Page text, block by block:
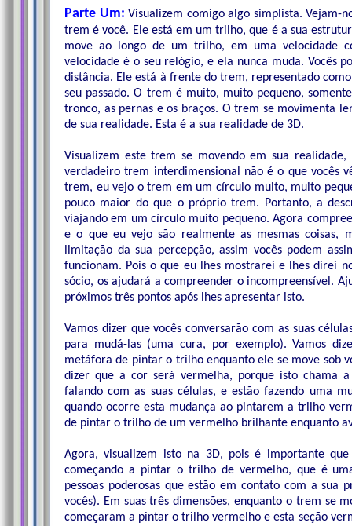
Parte Um: Visualizem comigo algo simplista. Vejam-
trem é você. Ele está em um trilho, que é a sua
move ao longo de um trilho, em uma velocidade
velocidade é o seu relógio, e ela nunca muda. Vocês
distância. Ele está à frente do trem, representado
seu passado. O trem é muito, muito pequeno,
tronco, as pernas e os braços. O trem se movimenta
de sua realidade. Esta é a sua realidade de 3D.
Visualizem este trem se movendo em sua
verdadeiro trem interdimensional não é o que vocês
trem, eu vejo o trem em um círculo muito, muito
pouco maior do que o próprio trem. Portanto, a
viajando em um círculo muito pequeno. Agora
e o que eu vejo são realmente as mesmas coisas,
limitação da sua percepção, assim vocês podem
funcionam. Pois o que eu lhes mostrarei e lhes direi
sócio, os ajudará a compreender o incompreensível.
próximos três pontos após lhes apresentar isto.
Vamos dizer que vocês conversarão com as suas
para mudá-las (uma cura, por exemplo). Vamos
metáfora de pintar o trilho enquanto ele se move sob
dizer que a cor será vermelha, porque isto chama
falando com as suas células, e estão fazendo uma
quando ocorre esta mudança ao pintarem a trilho
de pintar o trilho de um vermelho brilhante enquanto
Agora, visualizem isto na 3D, pois é importante
começando a pintar o trilho de vermelho, que é
pessoas poderosas que estão em contato com a
vocês). Em suas três dimensões, enquanto o trem se
começaram a pintar o trilho vermelho e esta seção